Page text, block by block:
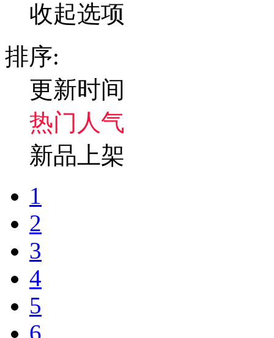
收起选项
排序:
更新时间
热门人气
新品上架
1
2
3
4
5